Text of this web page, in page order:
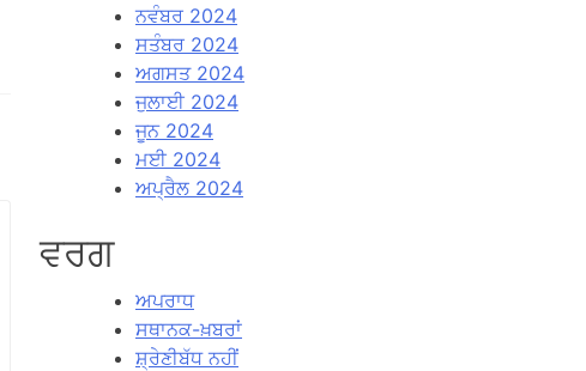
ਨਵੰਬਰ 2024
ਸਤੰਬਰ 2024
ਅਗਸਤ 2024
ਜੁਲਾਈ 2024
ਜੂਨ 2024
ਮਈ 2024
ਅਪ੍ਰੈਲ 2024
ਵਰਗ
ਅਪਰਾਧ
ਸਥਾਨਕ-ਖ਼ਬਰਾਂ
ਸ਼੍ਰੇਣੀਬੱਧ ਨਹੀਂ